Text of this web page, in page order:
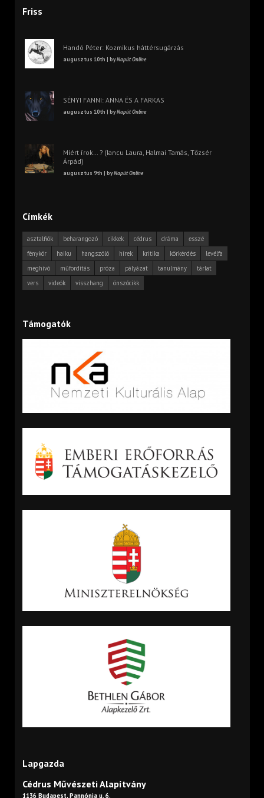
Friss
Handó Péter: Kozmikus háttérsugárzás
augusztus 10th | byNapút Online
SÉNYI FANNI: ANNA ÉS A FARKAS
augusztus 10th | byNapút Online
Miért írok… ? (Iancu Laura, Halmai Tamás, Tőzsér
Árpád)
augusztus 9th | byNapút Online
Címkék
asztalfiók beharangozó cikkek cédrus dráma
esszé
fénykör
haiku hangszóló hírek kritika körkérdés
levélfa
meghívó
műfordítás próza pályázat tanulmány
tárlat
vers
videók visszhang önszócikk
Támogatók
Lapgazda
Cédrus Művészeti Alapítvány
1136 Budapest, Pannónia u. 6.